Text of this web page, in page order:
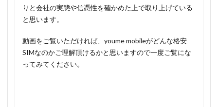
りと会社の実態や信憑性を確かめた上で取り上げている
と思います。
動画をご覧いただければ、youme mobileがどんな格安
SIMなのかご理解頂けるかと思いますので一度ご覧にな
ってみてください。